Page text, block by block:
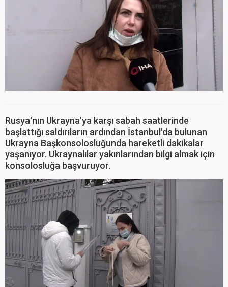
Rusya'nın Ukrayna'ya karşı sabah saatlerinde
başlattığı saldırıların ardından İstanbul'da bulunan
Ukrayna Başkonsolosluğunda hareketli dakikalar
yaşanıyor. Ukraynalılar yakınlarından bilgi almak için
konsolosluğa başvuruyor.